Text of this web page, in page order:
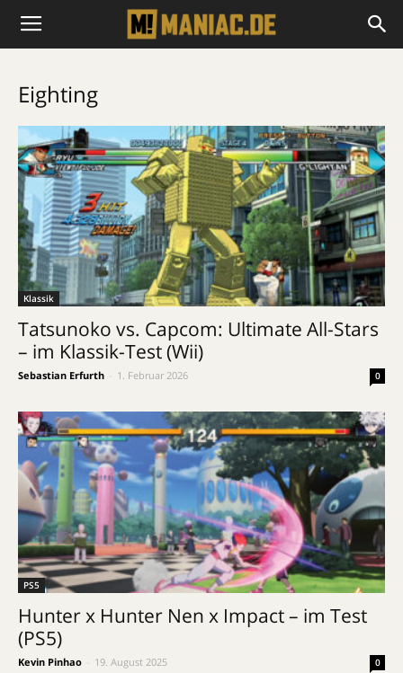
Eighting
Klassik
Tatsunoko vs. Capcom: Ultimate All-Stars
– im Klassik-Test (Wii)
Sebastian Erfurth 1. Februar 2026 0
PS5
Hunter x Hunter Nen x Impact – im Test
(PS5)
Kevin Pinhao 19. August 2025 0